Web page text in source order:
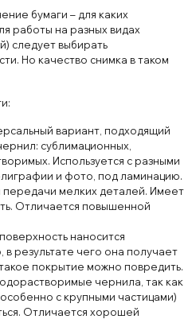
бумаги – для каких
работы на разных видах
следует выбирать
Но качество снимка в таком
вариант, подходящий
сублимационных,
Используется с разными
и фото, под ламинацию.
мелких деталей. Имеет
Отличается повышенной
наносится
результате чего она получает
покрытие можно повредить.
чернила, так как
с крупными частицами)
Отличается хорошей